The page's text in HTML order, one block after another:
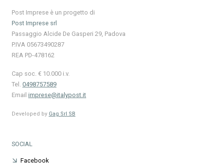
Post Imprese è un progetto di
Post Imprese srl
Passaggio Alcide De Gasperi 29, Padova
P.IVA 05673490287
REA PD-478162
Cap soc. € 10.000 i.v.
Tel. 0498757589
Email imprese@italypost.it
Developed by Gag Srl SB
SOCIAL
Facebook